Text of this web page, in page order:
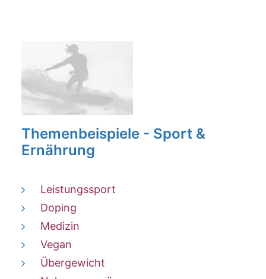
Themenbeispiele - Sport &
Ernährung
Leistungssport
Doping
Medizin
Vegan
Übergewicht